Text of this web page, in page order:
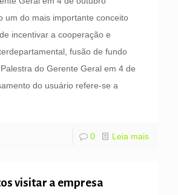
um do mais importante conceito
incentivar a cooperação e
fusão de fundo
do Gerente Geral em 4 de
do usuário refere-se a
0 Leia mais
visitar a empresa